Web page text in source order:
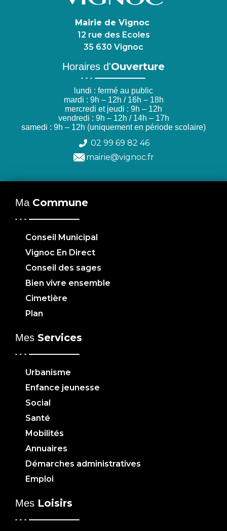
Mairie de Vignoc
12 rue des Ecoles
35 630 Vignoc
Horaires d'Ouverture
lundi : fermé au public
mardi : 9h – 12h / 16h – 18h
mercredi et jeudi : 9h – 12h
vendredi : 9h – 12h / 14h – 17h
samedi : 9h – 12h (uniquement en période scolaire)
02 99 69 82 46
mairie@vignoc.fr
Ma Commune
Conseil Municipal
Vignoc En Direct
Conseil des sages
Bien vivre ensemble
Cimetière
Plan
Mes Services
Urbanisme
Enfance jeunesse
Social
Santé
Mobilités
Annuaires
Démarches administratives
Emploi
Mes Loisirs